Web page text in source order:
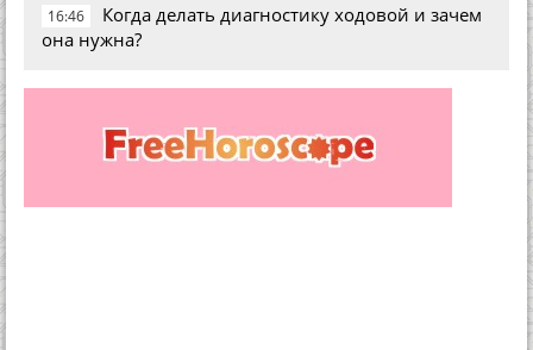
16:46
Когда делать диагностику ходовой и зачем
она нужна?